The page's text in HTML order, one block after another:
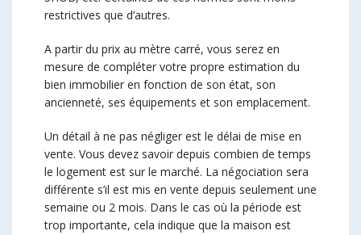
restrictives que d’autres.
A partir du prix au mètre carré, vous serez en
mesure de compléter votre propre estimation du
bien immobilier en fonction de son état, son
ancienneté, ses équipements et son emplacement.
Un détail à ne pas négliger est le délai de mise en
vente. Vous devez savoir depuis combien de temps
le logement est sur le marché. La négociation sera
différente s’il est mis en vente depuis seulement une
semaine ou 2 mois. Dans le cas où la période est
trop importante, cela indique que la maison est